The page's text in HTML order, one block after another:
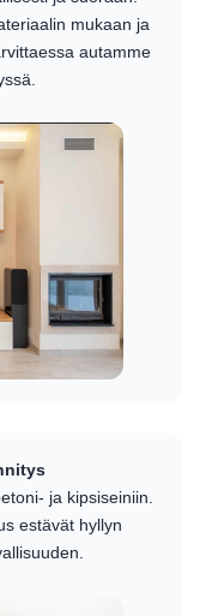
mukaan ja
autamme
ja kipsiseiniin.
estävät hyllyn